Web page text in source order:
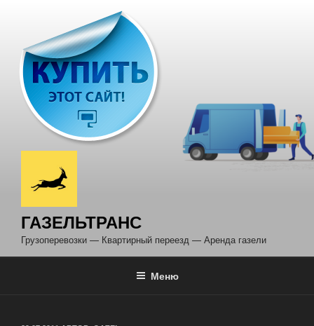
содержимому
ГАЗЕЛЬТРАНС
Грузоперевозки — Квартирный переезд — Аренда газели
Меню